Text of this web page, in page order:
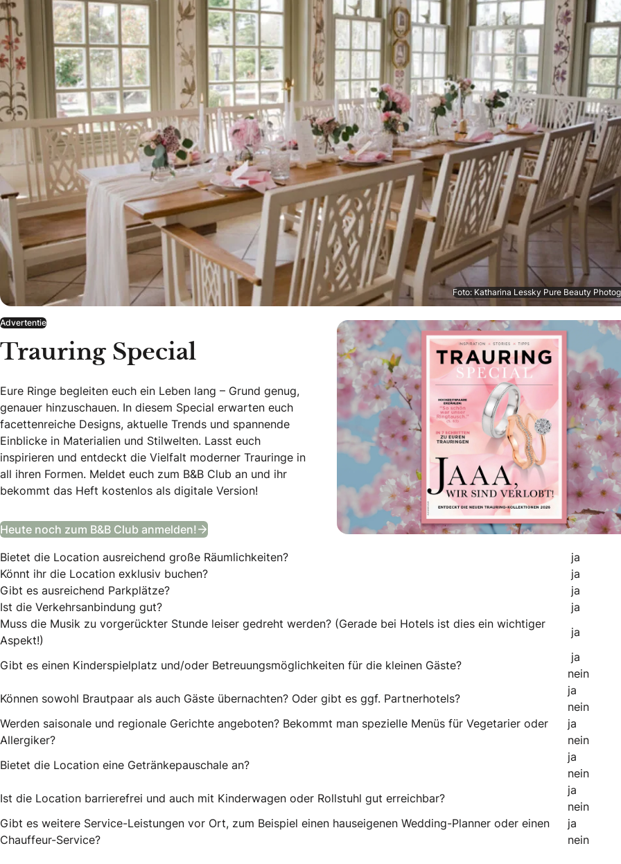
Foto: Katharina Lessky Pure Beauty
Advertentie
Trauring Special
Eure Ringe begleiten euch ein Leben lang – Grund genug,
genauer hinzuschauen. In diesem Special erwarten euch
facettenreiche Designs, aktuelle Trends und spannende
Einblicke in Materialien und Stilwelten. Lasst euch
inspirieren und entdeckt die Vielfalt moderner Trauringe in
all ihren Formen. Meldet euch zum B&B Club an und ihr
bekommt das Heft kostenlos als digitale Version!
Heute noch zum B&B Club anmelden!
Bietet die Location ausreichend große Räumlichkeiten?
ja
Könnt ihr die Location exklusiv buchen?
ja
Gibt es ausreichend Parkplätze?
ja
Ist die Verkehrsanbindung gut?
ja
Muss die Musik zu vorgerückter Stunde leiser gedreht werden? (Gerade bei Hotels ist dies ein wichtiger
Aspekt!)
ja
Gibt es einen Kinderspielplatz und/oder Betreuungsmöglichkeiten für die kleinen Gäste?
nein
Können sowohl Brautpaar als auch Gäste übernachten? Oder gibt es ggf. Partnerhotels?
nein
Werden saisonale und regionale Gerichte angeboten? Bekommt man spezielle Menüs für Vegetarier oder
Allergiker?
nein
Bietet die Location eine Getränkepauschale an?
nein
Ist die Location barrierefrei und auch mit Kinderwagen oder Rollstuhl gut erreichbar?
nein
Gibt es weitere Service-Leistungen vor Ort, zum Beispiel einen hauseigenen Wedding-Planner oder einen
Chauffeur-Service?
nein